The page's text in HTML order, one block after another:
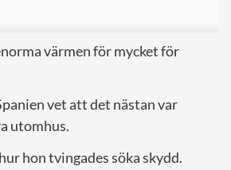
värmen för mycket för
vet att det nästan var
utomhus.
hon tvingades söka skydd.